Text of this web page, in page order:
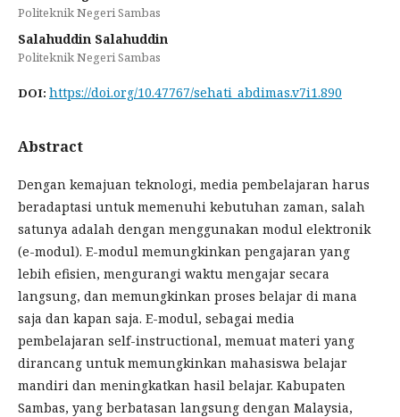
Politeknik Negeri Sambas
Salahuddin Salahuddin
Politeknik Negeri Sambas
DOI: https://doi.org/10.47767/sehati_abdimas.v7i1.890
Abstract
Dengan kemajuan teknologi, media pembelajaran harus
beradaptasi untuk memenuhi kebutuhan zaman, salah
satunya adalah dengan menggunakan modul elektronik
(e-modul). E-modul memungkinkan pengajaran yang
lebih efisien, mengurangi waktu mengajar secara
langsung, dan memungkinkan proses belajar di mana
saja dan kapan saja. E-modul, sebagai media
pembelajaran self-instructional, memuat materi yang
dirancang untuk memungkinkan mahasiswa belajar
mandiri dan meningkatkan hasil belajar. Kabupaten
Sambas, yang berbatasan langsung dengan Malaysia,